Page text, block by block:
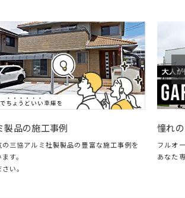
憧れのガレージ・LIXILスタイルコート特集
フルオープン＆クローズに対応した、自分の時間を楽し
あなた専用のガレージリビング。